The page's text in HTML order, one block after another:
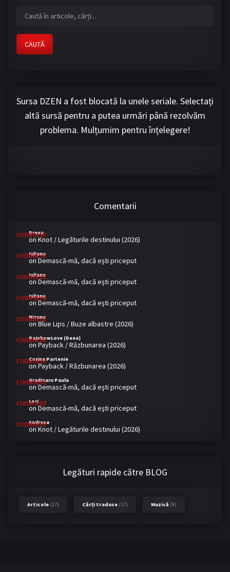
CAUTĂ
Sursa DZEN a fost blocată la unele seriale. Selectați
altă sursă pentru a putea urmări până rezolvăm
problema. Mulțumim pentru înțelegere!
Comentarii
Dreea
onKnot / Legăturile destinului (2026)
Iuliana
onDemască-mă, dacă eşti priceput
Iuliana
onDemască-mă, dacă eşti priceput
Iuliana
onDemască-mă, dacă eşti priceput
Miruna
onBlue Lips / Buze albastre (2026)
RainbowLove (Deea)
onPayback / Răzbunarea (2026)
Corina Partenie
onPayback / Răzbunarea (2026)
Gradinaru Paula
onDemască-mă, dacă eşti priceput
Lori
onDemască-mă, dacă eşti priceput
Andreea
onKnot / Legăturile destinului (2026)
Legături rapide către BLOG
Articole (17) Cărți traduse (17) Muzică (9)